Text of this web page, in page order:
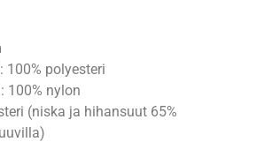
100% polyesteri
100% nylon
(niska ja hihansuut 65%